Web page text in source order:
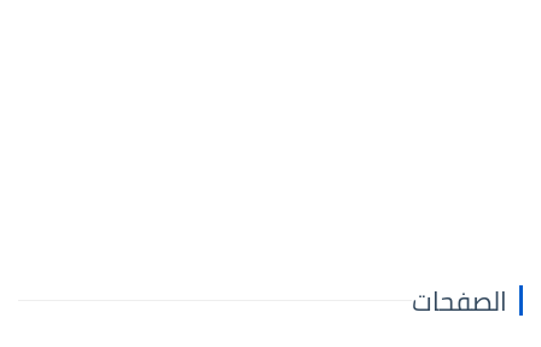
الصفحات